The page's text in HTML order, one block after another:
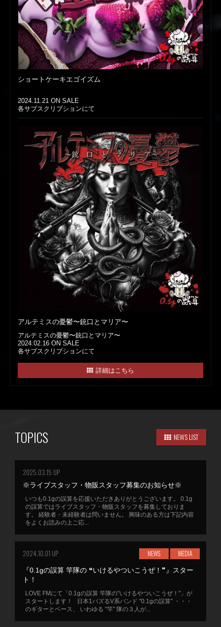
ショートケーキエゴイズム
2024.11.21 ON SALE
各サブスクリプションにて
アルテミスの憂鬱〜銃口とマリア〜
アルテミスの憂鬱〜銃口とマリア〜
2024.02.16 ON SALE
各サブスクリプションにて
詳細はこちら
TOPICS NEWS LIST
2025.03.15 UP
※ライブスタッフ・物販スタッフ募集のお知らせ※
いつも0.1gの誤算を応援いただきありがとうございます。 0.1g
の誤算ではライブスタッフ・物販スタッフを募集しておりま
す。 経験者・未経験者は問いません。 興味のある方は下記内容
をよくお読みの上ご応...
2024.10.01 UP NEWS MEDIA
『0.1gの誤算 竿隊の ❝いけるやついこうぜ！❞』スター
ト！
LOVE FMにて「0.1gの誤算 竿隊の"いけるやついこうぜ！"」が
スタートします！ 日本1バズるV系バンド "0.1gの誤算" ・・・
のギターとベース、 いわゆる "竿" 隊の３人が...